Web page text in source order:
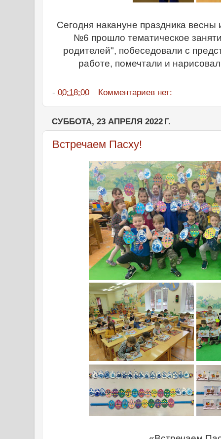
Сегодня накануне праздника весны
№6 прошло тематическое
родителей", побеседовали с
работе, помечтали и
- 00:18:00 Комментариев нет:
СУББОТА, 23 АПРЕЛЯ 2022 Г.
Встречаем Пасху!